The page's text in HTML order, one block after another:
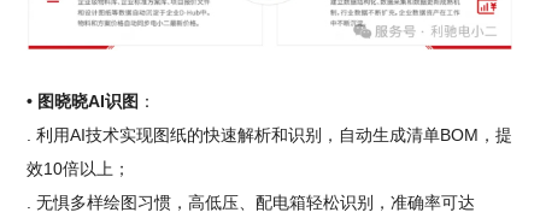
• 图晓晓AI识图 ：
. 利用AI技术实现图纸的快速解析和识别，自动生成清单BOM，提
效10倍以上；
. 无惧多样绘图习惯，高低压、配电箱轻松识别，准确率可达